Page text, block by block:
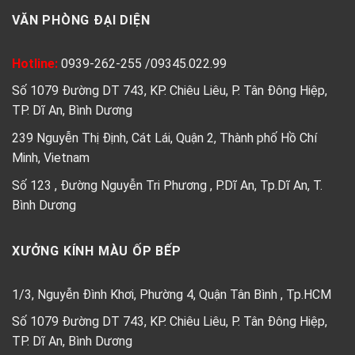
VĂN PHÒNG ĐẠI DIỆN
Hotline: 0939-262-255 /09345.022.99
Số 1079 Đường DT 743, KP. Chiêu Liêu, P. Tân Đông Hiệp,
TP. Dĩ An, Bình Dương
239 Nguyễn Thị Định, Cát Lái, Quận 2, Thành phố Hồ Chí
Minh, Vietnam
Số 123 , Đường Nguyễn Tri Phương , P.Dĩ An, Tp.Dĩ An, T.
Bình Dương
XƯỞNG KÍNH MÀU ỐP BẾP
1/3, Nguyễn Đình Khơi, Phường 4, Quận Tân Bình , Tp.HCM
Số 1079 Đường DT 743, KP. Chiêu Liêu, P. Tân Đông Hiệp,
TP. Dĩ An, Bình Dương